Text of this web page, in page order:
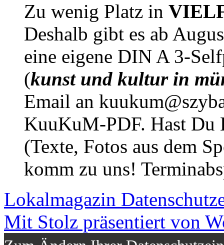
Zu wenig Platz in
Deshalb gibt es ab
eine eigene DIN A 3-
(kunst und kultur in
Email an
KuuKuM-PDF. Hast Du
(Texte, Fotos aus dem
komm zu uns!
Lokalmagazin
Mit Stolz präsentiert von